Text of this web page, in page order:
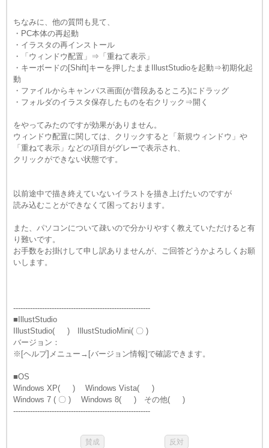
ちなみに、他の質問も見て、
・PC本体の再起動
・イラスタの再インストール
・「ウィンドウ配置」⇒「重ねて表示」
・キーボードの[Shift]キーを押したままIllustStudioを起動⇒初期化起
動
・ファイルからキャンパス画面(が普段あるところ)にドラッグ
・フォルダのイラスタ保存したものを右クリック⇒開く
をやってみたのですが効果がありません。
ウィンドウ配置に関しては、クリックすると「新規ウィンドウ」や
「重ねて表示」などの項目がグレーで表示され、
クリックができない状態です。
以前途中で描き終えていないイラストを描き上げたいのですが
読み込むことができなくて困っております。
また、パソコンについて疎いので分かりやすく教えていただけると有
り難いです。
お手数をお掛けして申し訳ありませんが、ご回答どうかよろしくお願
いします。
---------------------------------------------------------
■IllustStudio
IllustStudio( ) IllustStudioMini( 〇 )
バージョン：
※[ヘルプ]メニュー→[バージョン情報]で確認できます。
■OS
Windows XP( ) Windows Vista( )
Windows 7 ( 〇 ) Windows 8( ) その他( )
---------------------------------------------------------